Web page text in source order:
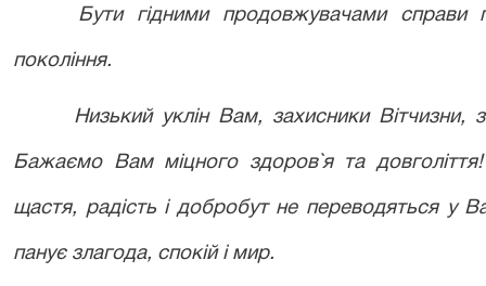
Бути гідними продовжувачами справи
покоління.
Низький уклін Вам, захисники
Бажаємо Вам міцного здоров`ята
щастя, радість і добробут не переводяться у
панує злагода, спокій і мир.